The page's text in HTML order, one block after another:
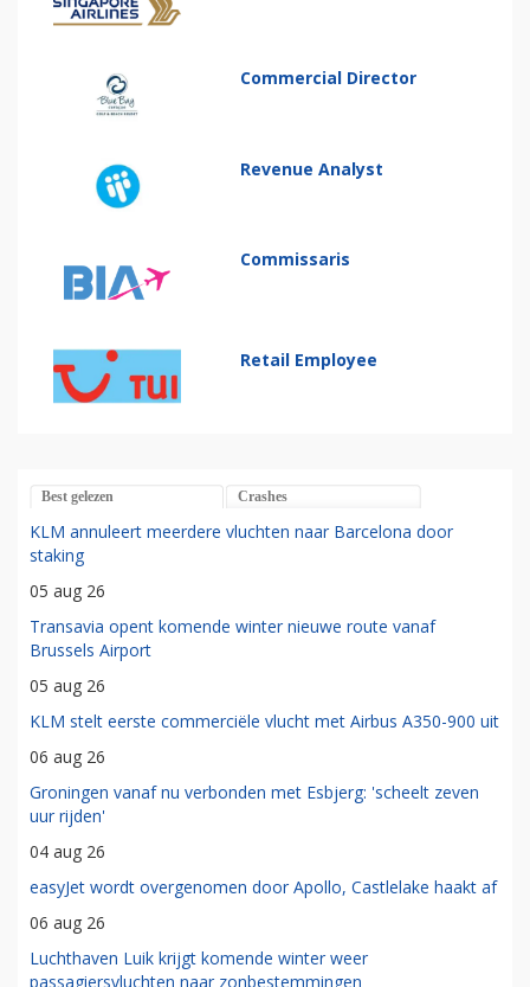
Commercial Director
Revenue Analyst
Commissaris
Retail Employee
Best gelezen Crashes
KLM annuleert meerdere vluchten naar Barcelona door
staking
05 aug 26
Transavia opent komende winter nieuwe route vanaf
Brussels Airport
05 aug 26
KLM stelt eerste commerciële vlucht met Airbus A350-900 uit
06 aug 26
Groningen vanaf nu verbonden met Esbjerg: 'scheelt zeven
uur rijden'
04 aug 26
easyJet wordt overgenomen door Apollo, Castlelake haakt af
06 aug 26
Luchthaven Luik krijgt komende winter weer
passagiersvluchten naar zonbestemmingen